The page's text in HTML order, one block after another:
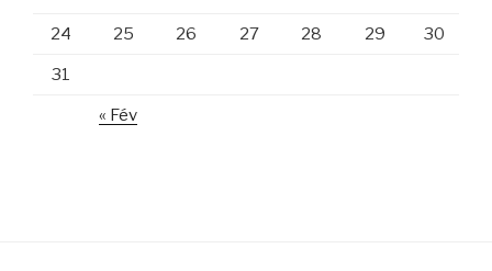
24 25 26 27 28 29 30
31
« Fév